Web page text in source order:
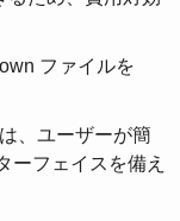
ファイルを
、ユーザーが簡
ーフェイスを備え